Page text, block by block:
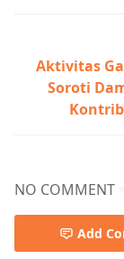
Aktivitas
Soroti
NO COMMENT
Add